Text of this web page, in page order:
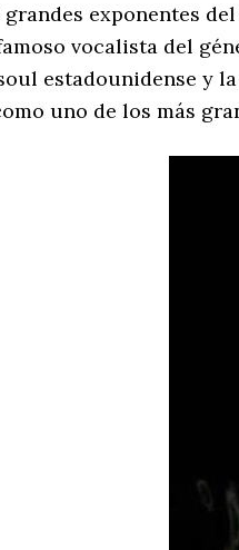
exponentes
vocalista del
estadounidense y
uno de los más